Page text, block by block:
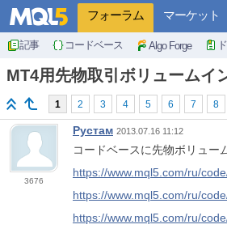
フォーラム マーケット
記事 コードベース Algo Forge
MT4用先物取引ボリュームイ
1 2 3 4 5 6 7 8
3676
Рустам 2013.07.16 11:12
コードベースに先物ボリュー
https://www.mql5.com/ru/
https://www.mql5.com/ru/
https://www.mql5.com/ru/